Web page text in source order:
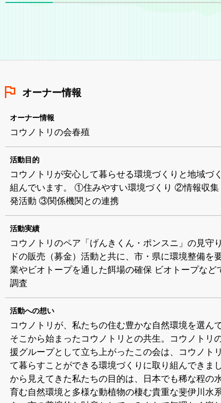
オーナー情報
オーナー情報
コウノトリの会春殖
活動目的
コウノトリが安心して暮らせる環境づくりと地域づ
組んでいます。 ①住みやすい環境づくり ②情報収集
発活動 ③関係機関との連携
活動実績
コウノトリのペア「げんきくん・ポンスニ」の見守
ドの販売（募金）活動と共に、市・県に環境整備を
業やビオトープを通した餌場の確保 ビオトープなど
調査
活動への想い
コウノトリが、私たちの住む豊かな自然環境を選ん
そこから始まったコウノトリとの共生。コウノトリ
援グループとして立ち上がったこの会は、コウノト
て暮らすことができる環境づくりに取り組んできま
から見えてきた私たちの目的は、日本でも稀な程の
育む自然環境と多様な動植物の棲む貴重な斐伊川水